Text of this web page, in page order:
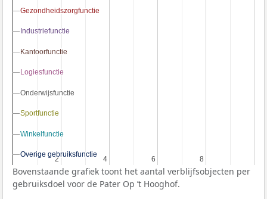
2
2 4
4 6
6 8
8
Gezondheidszorgfunctie
Gezondheidszorgfunctie
Industriefunctie
Industriefunctie
Kantoorfunctie
Kantoorfunctie
Logiesfunctie
Logiesfunctie
Onderwijsfunctie
Onderwijsfunctie
Sportfunctie
Sportfunctie
Winkelfunctie
Winkelfunctie
Overige gebruiksfunctie
Overige gebruiksfunctie
Bovenstaande grafiek toont het aantal verblijfsobjecten per
gebruiksdoel voor de Pater Op ’t Hooghof.